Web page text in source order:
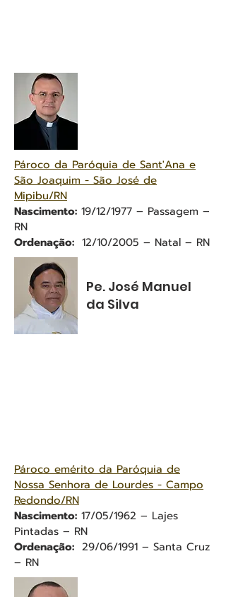
Pároco da Paróquia de Sant'Ana e
São Joaquim - São José de
Mipibu/RN
Nascimento: 19/12/1977 – Passagem –
RN
Ordenação: 12/10/2005 – Natal – RN
Pe. José Manuel
da Silva
Pároco emérito da Paróquia de
Nossa Senhora de Lourdes - Campo
Redondo/RN
Nascimento: 17/05/1962 – Lajes
Pintadas – RN
Ordenação: 29/06/1991 – Santa Cruz
– RN